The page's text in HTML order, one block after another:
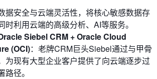
据安全与云端灵活性，将核心敏感数据存
时利用云端的高级分析、AI等服务。
Siebel CRM + Oracle Cloud
(OCI)：老牌CRM巨头Siebel通过与甲骨
为现有大型企业客户提供了向云端逐步过
径。